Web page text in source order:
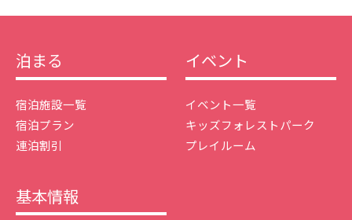
泊まる
宿泊施設一覧
宿泊プラン
連泊割引
イベント
イベント一覧
キッズフォレストパーク
プレイルーム
基本情報